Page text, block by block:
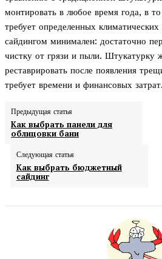
монтировать в любое время года, в
требует определенных
сайдингом минимален: достаточно
чистку от грязи и пыли. Штукатурку
реставрировать после появления
требует времени и финансовых затрат.
Предыдущая статья
Как выбрать панели для
облицовки бани
Следующая статья
Как выбрать бюджетный
сайдинг